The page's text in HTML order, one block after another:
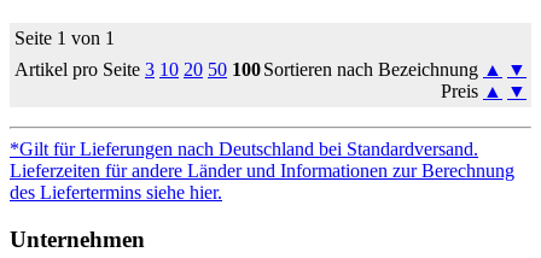
Seite 1 von 1
Artikel pro Seite 3 10 20 50 100Sortieren nach Bezeichnung ▲
▼
Preis ▲ ▼
*Gilt für Lieferungen nach Deutschland bei Standardversand.
Lieferzeiten für andere Länder und Informationen zur Berechnung
des Liefertermins siehe hier.
Unternehmen